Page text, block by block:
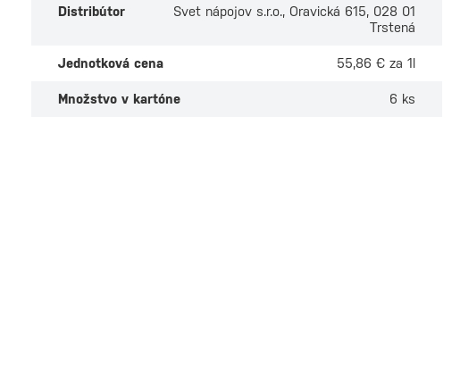
Distribútor
Svet nápojov s.r.o., Oravická 615, 028 01
Trstená
Jednotková cena 55,86 € za 1l
Množstvo v kartóne 6 ks